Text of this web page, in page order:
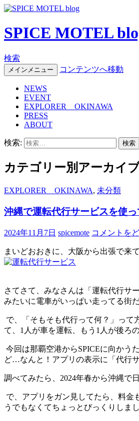
SPICE MOTEL
検索
メインメニュー コンテンツへ移動
NEWS
EVENT
EXPLORER OKINAWA
PRESS
ABOUT
検索:
カテゴリー別アーカイ
EXPLORER OKINAWA, 未分類
沖縄で運転代行サービスを使っ
2024年11月7日 spicemote コメントを
まいどおおきに、大阪から出張で来
さてさて、みなさんは「運転代行サ
みたいに電車がいっぱい走ってる街
で、「そもそも代行って何？」って
て、1人が車を運転、もう1人が後ろ
今回は那覇空港からSPICEに向かう
ど…なんと！アプリの表示に「代行
調べてみたら、2024年春から沖縄で
で、アプリをガン見してたら、料金
うでもなくてちょっとびっくりしまし